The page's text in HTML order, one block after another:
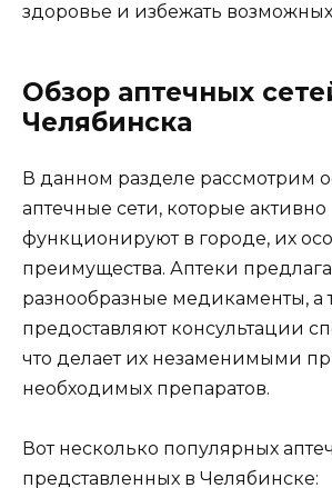
здоровье и избежать
Обзор аптечных
Челябинска
В данном разделе рассмотрим
аптечные сети, которые активно
функционируют в городе, их
преимущества. Аптеки
разнообразные медикаменты, а
предоставляют консультации
что делает их незаменимыми
необходимых препаратов.
Вот несколько популярных
представленных в Челябинске: